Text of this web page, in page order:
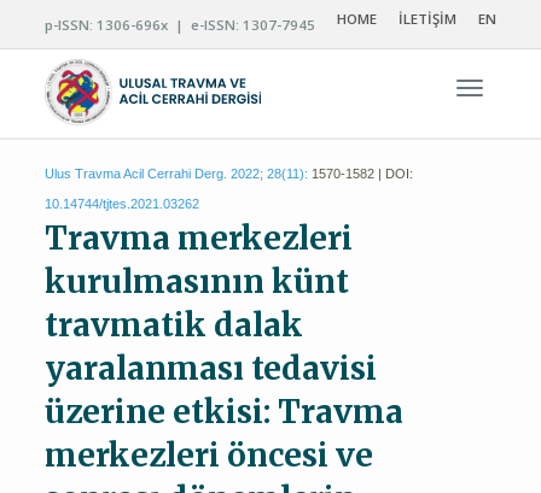
p-ISSN: 1306-696x | e-ISSN: 1307-7945 HOME İLETİŞİM EN
Ulus Travma Acil Cerrahi Derg. 2022; 28(11): 1570-1582 | DOI:
10.14744/tjtes.2021.03262
Travma merkezleri
kurulmasının künt
travmatik dalak
yaralanması tedavisi
üzerine etkisi: Travma
merkezleri öncesi ve